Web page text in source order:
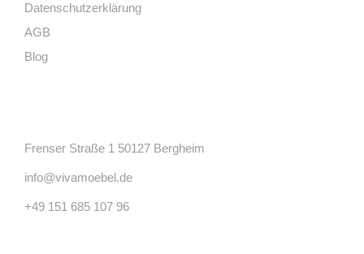
Datenschutzerklärung
AGB
Blog
Frenser Straße 1 50127 Bergheim
info@vivamoebel.de
+49 151 685 107 96